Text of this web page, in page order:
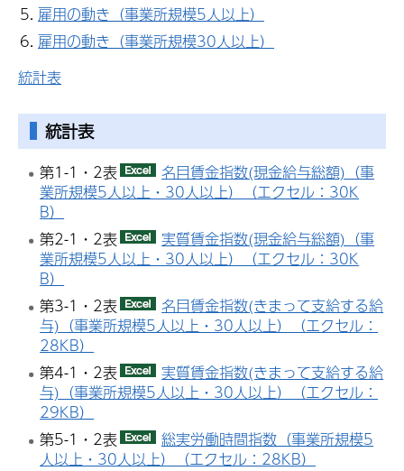
雇用の動き（事業所規模5人以上）
雇用の動き（事業所規模30人以上）
統計表
統計表
第1-1・2表
名目賃金指数(現金給与総額)（事
業所規模5人以上・30人以上）（エクセル：30K
B）
第2-1・2表
実質賃金指数(現金給与総額)（事
業所規模5人以上・30人以上）（エクセル：30K
B）
第3-1・2表
名目賃金指数(きまって支給する給
与)（事業所規模5人以上・30人以上）（エクセル：
28KB）
第4-1・2表
実質賃金指数(きまって支給する給
与)（事業所規模5人以上・30人以上）（エクセル：
29KB）
第5-1・2表
総実労働時間指数（事業所規模5
人以上・30人以上）（エクセル：28KB）